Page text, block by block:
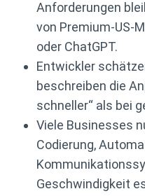
Anforderungen
von Premium-US-
oder ChatGPT.
Entwickler
beschreiben die
schneller“ als bei
Viele Businesses
Codierung,
Geschwindigkeit